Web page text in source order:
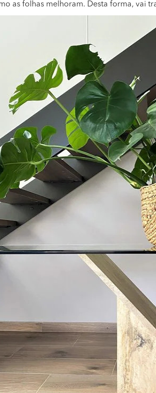
as folhas melhoram. Desta forma, vai